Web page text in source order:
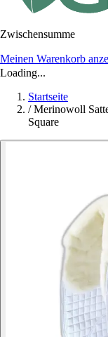
Zwischensumme
Meinen Warenkorb
Loading...
Startseite
/ Merinowoll
Square